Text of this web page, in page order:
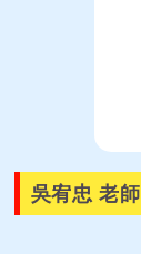
吳宥忠 老師